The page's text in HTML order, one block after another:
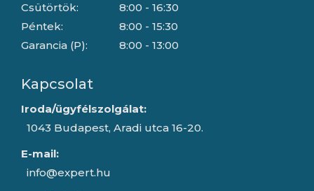
Csütörtök:
Péntek:
Garancia (P):
8:00 - 16:30
8:00 - 15:30
8:00 - 13:00
Kapcsolat
Iroda/ügyfélszolgálat:
1043 Budapest, Aradi utca 16-20.
E-mail:
info@expert.hu